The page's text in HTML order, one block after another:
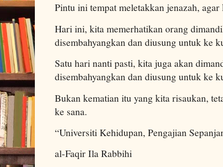
Pintu ini tempat meletakkan jenazah,
Hari ini, kita memerhatikan orang
disembahyangkan dan diusung untuk ke
Satu hari nanti pasti, kita juga akan
disembahyangkan dan diusung untuk ke
Bukan kematian itu yang kita risaukan,
ke sana.
“Universiti Kehidupan, Pengajian
al-Faqir Ila Rabbihi